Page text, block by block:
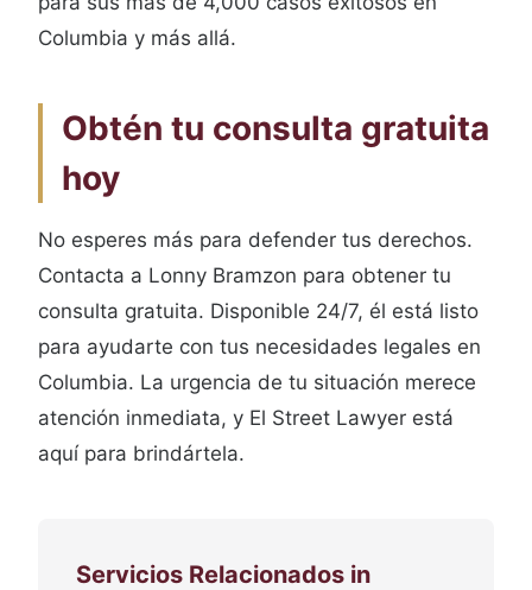
Columbia y más allá.
Obtén tu consulta gratuita
hoy
No esperes más para defender tus derechos.
Contacta a Lonny Bramzon para obtener tu
consulta gratuita. Disponible 24/7, él está listo
para ayudarte con tus necesidades legales en
Columbia. La urgencia de tu situación merece
atención inmediata, y El Street Lawyer está
aquí para brindártela.
Servicios Relacionados in